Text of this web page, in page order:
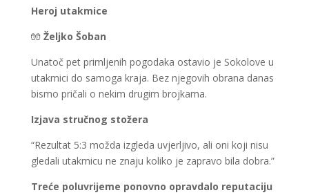
Heroj utakmice
🧤 Željko Šoban
Unatoč pet primljenih pogodaka ostavio je Sokolove u
utakmici do samoga kraja. Bez njegovih obrana danas
bismo pričali o nekim drugim brojkama.
Izjava stručnog stožera
“Rezultat 5:3 možda izgleda uvjerljivo, ali oni koji nisu
gledali utakmicu ne znaju koliko je zapravo bila dobra.”
Treće poluvrijeme ponovno opravdalo reputaciju